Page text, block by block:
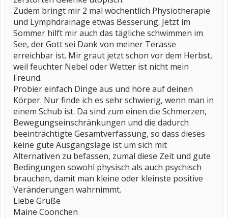
Zudem bringt mir 2 mal wöchentlich Physiotherapie
und Lymphdrainage etwas Besserung. Jetzt im
Sommer hilft mir auch das tägliche schwimmen im
See, der Gott sei Dank von meiner Terasse
erreichbar ist. Mir graut jetzt schon vor dem Herbst,
weil feuchter Nebel oder Wetter ist nicht mein
Freund.
Probier einfach Dinge aus und höre auf deinen
Körper. Nur finde ich es sehr schwierig, wenn man in
einem Schub ist. Da sind zum einen die Schmerzen,
Bewegungseinschränkungen und die dadurch
beeinträchtigte Gesamtverfassung, so dass dieses
keine gute Ausgangslage ist um sich mit
Alternativen zu befassen, zumal diese Zeit und gute
Bedingungen sowohl physisch als auch psychisch
brauchen, damit man kleine oder kleinste positive
Veränderungen wahrnimmt.
Liebe Grüße
Maine Coonchen